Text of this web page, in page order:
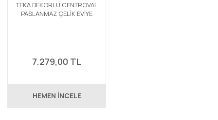
TEKA DEKORLU CENTROVAL
PASLANMAZ ÇELİK EVİYE
7.279,00 TL
HEMEN İNCELE